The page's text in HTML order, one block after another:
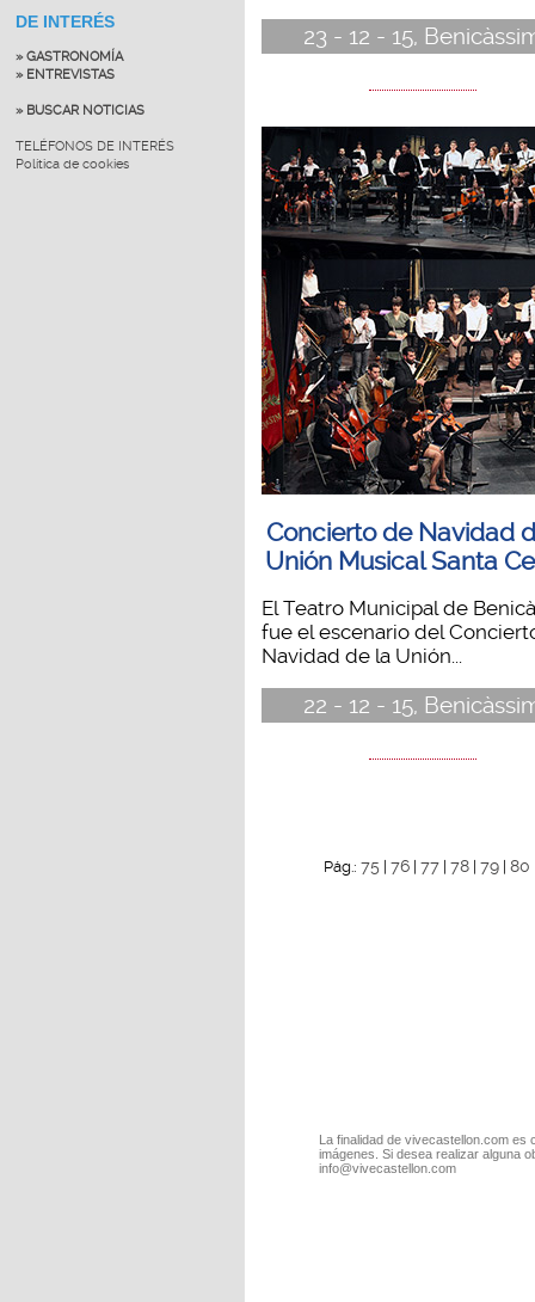
DE INTERÉS
» GASTRONOMÍA
» ENTREVISTAS
» BUSCAR NOTICIAS
TELÉFONOS DE INTERÉS
Política de cookies
23 - 12 - 15,
Concierto de Navidad
Unión Musical Santa
El Teatro Municipal de
fue el escenario del
Navidad de la Unión...
22 - 12 - 15,
Pág.:75 |76 |77 |78 |79 |80
La finalidad de vivecastellon.com
imágenes. Si desea realizar alguna
info@vivecastellon.com